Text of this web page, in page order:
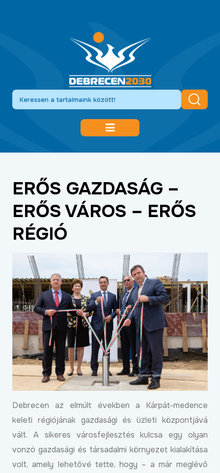
KÖZLEKEDÉSFEJLESZTÉS
KULTÚRA
ÉLETMINŐSÉG
PROJEKTEK
ÖSSZES PROJEKT
ERŐS GAZDASÁG –
ERŐS VÁROS – ERŐS
RÉGIÓ
Debrecen az elmúlt években a Kárpát-medence
keleti régiójának gazdasági és üzleti központjává
vált. A sikeres városfejlesztés kulcsa egy olyan
vonzó gazdasági és társadalmi környezet kialakítása
volt, amely lehetővé tette, hogy – a már meglévő